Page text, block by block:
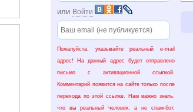
или Войти
Пожалуйста, указывайте реальный e-mail
адрес! На данный адрес будет отправлено
письмо с активационной ссылкой.
Комментарий появится на сайте только после
перехода по этой ссылке. Нам важно знать,
что вы реальный человек, а не спам-бот.